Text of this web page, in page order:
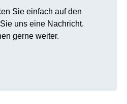
Sie einfach auf den
uns eine Nachricht.
gerne weiter.